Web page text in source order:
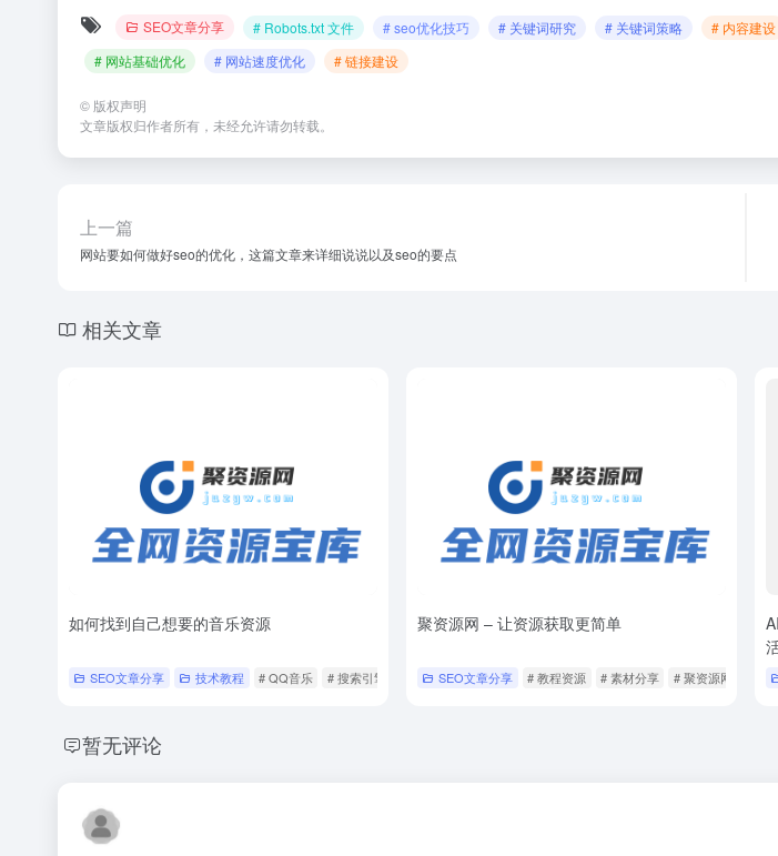
SEO文章分享 # Robots.txt 文件 # seo优化技巧 # 关键词研究 # 关键词策略 # 内容建设
# 网站基础优化
# 网站速度优化 # 链接建设
© 版权声明
文章版权归作者所有，未经允许请勿转载。
上一篇
网站要如何做好seo的优化，这篇文章来详细说说以及seo的要点
相关文章
如何找到自己想要的音乐资源
SEO文章分享 技术教程 # QQ音乐 # 搜索引擎 # 汽水音乐
聚资源网 – 让资源获取更简单
SEO文章分享 # 教程资源 # 素材分享 # 聚资源网
暂无评论